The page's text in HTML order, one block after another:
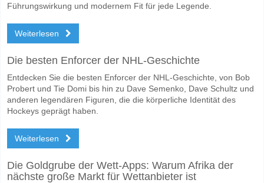
Führungswirkung und modernem Fit für jede Legende.
Weiterlesen
Die besten Enforcer der NHL-Geschichte
Entdecken Sie die besten Enforcer der NHL-Geschichte, von Bob
Probert und Tie Domi bis hin zu Dave Semenko, Dave Schultz und
anderen legendären Figuren, die die körperliche Identität des
Hockeys geprägt haben.
Weiterlesen
Die Goldgrube der Wett-Apps: Warum Afrika der
nächste große Markt für Wettanbieter ist